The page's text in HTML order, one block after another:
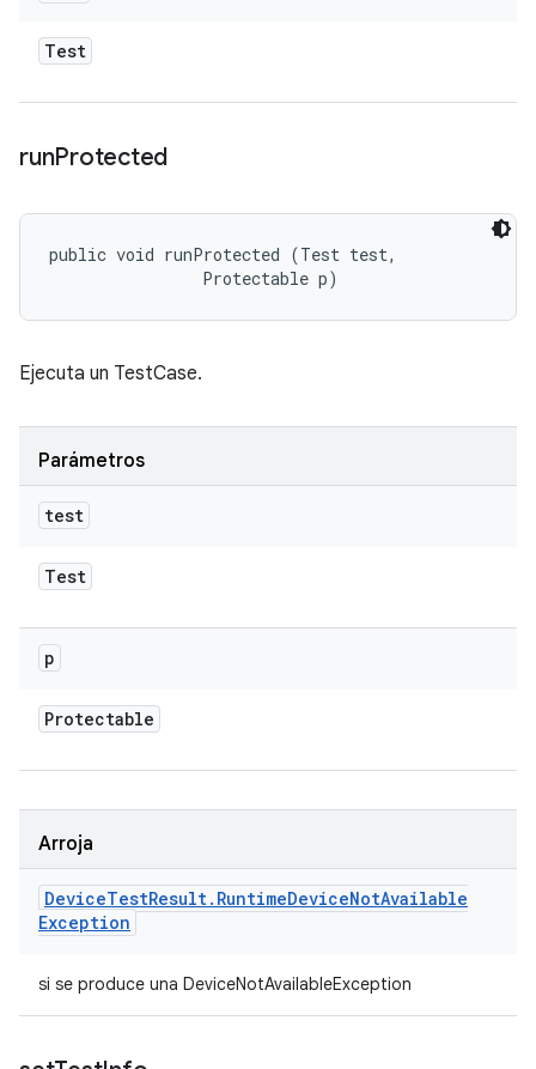
Test
runProtected
public void runProtected (Test test,
                Protectable p)
Ejecuta un TestCase.
Parámetros
test
Test
p
Protectable
Arroja
DeviceTestResult. RuntimeDeviceNotAvailable
Exception
si se produce una DeviceNotAvailableException